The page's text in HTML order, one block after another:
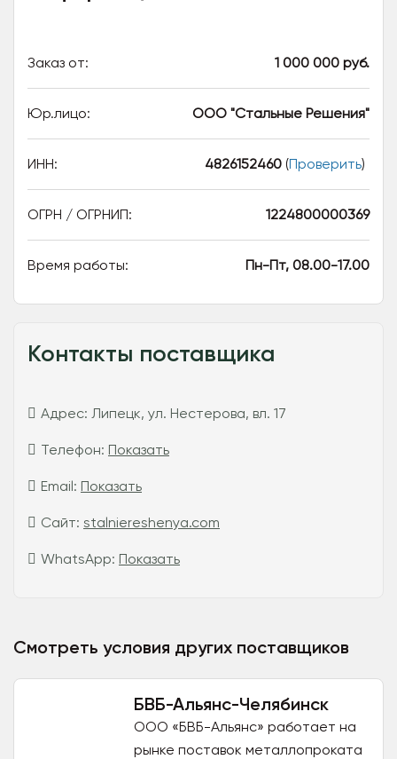
Заказ от: 1 000 000 руб.
Юр.лицо: ООО "Стальные Решения"
ИНН: 4826152460 (Проверить)
ОГРН / ОГРНИП: 1224800000369
Время работы: Пн-Пт, 08.00-17.00
Контакты поставщика
Адрес: Липецк, ул. Нестерова, вл. 17
Телефон: Показать
Email: Показать
Сайт: stalniereshenya.com
WhatsApp: Показать
Смотреть условия других поставщиков
БВБ-Альянс-Челябинск
ООО «БВБ-Альянс» работает на
рынке поставок металлопроката